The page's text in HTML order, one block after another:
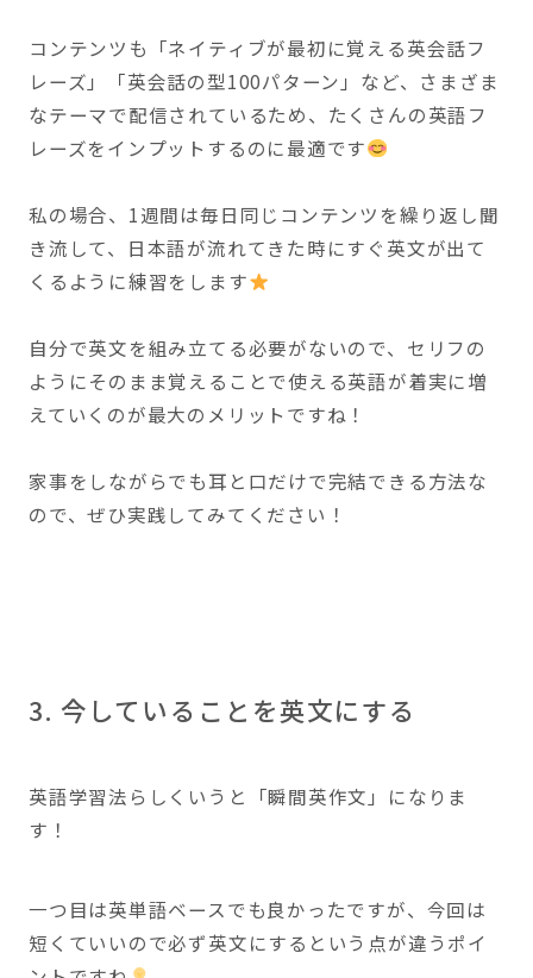
コンテンツも「ネイティブが最初に覚える英会話フ
レーズ」「英会話の型100パターン」など、さまざま
なテーマで配信されているため、たくさんの英語フ
レーズをインプットするのに最適です
私の場合、1週間は毎日同じコンテンツを繰り返し聞
き流して、日本語が流れてきた時にすぐ英文が出て
くるように練習をします
自分で英文を組み立てる必要がないので、セリフの
ようにそのまま覚えることで使える英語が着実に増
えていくのが最大のメリットですね！
家事をしながらでも耳と口だけで完結できる方法な
ので、ぜひ実践してみてください！
3. 今していることを英文にする
英語学習法らしくいうと「瞬間英作文」になりま
す！
一つ目は英単語ベースでも良かったですが、今回は
短くていいので必ず英文にするという点が違うポイ